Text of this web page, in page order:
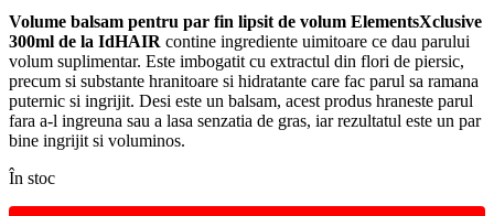
Volume balsam pentru par fin lipsit de volum ElementsXclusive
300ml de la IdHAIR contine ingrediente uimitoare ce dau parului
volum suplimentar. Este imbogatit cu extractul din flori de piersic,
precum si substante hranitoare si hidratante care fac parul sa ramana
puternic si ingrijit. Desi este un balsam, acest produs hraneste parul
fara a-l ingreuna sau a lasa senzatia de gras, iar rezultatul este un par
bine ingrijit si voluminos.
În stoc